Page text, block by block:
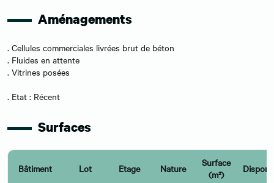
Aménagements
. Cellules commerciales livrées brut de béton
. Fluides en attente
. Vitrines posées
. Etat : Récent
Surfaces
Bâtiment Lot Etage Nature
Surface
(m²)